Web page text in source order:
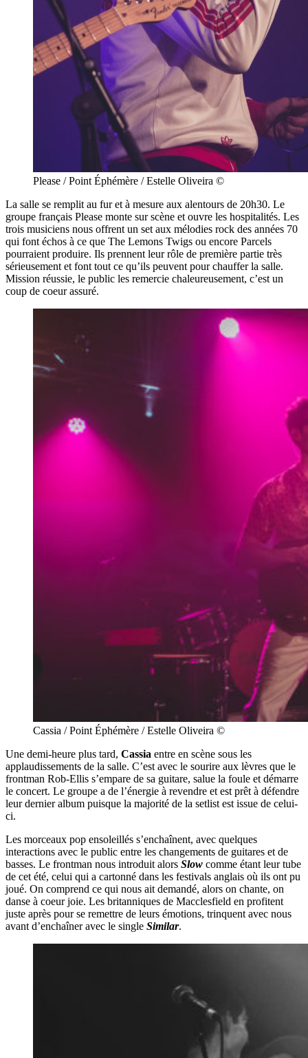
Please / Point Éphémère / Estelle Oliveira ©
La salle se remplit au fur et à mesure aux alentours de 20h30. Le
groupe français Please monte sur scène et ouvre les hospitalités. Les
trois musiciens nous offrent un set aux mélodies rock des années 70
qui font échos à ce que The Lemons Twigs ou encore Parcels
pourraient produire. Ils prennent leur rôle de première partie très
sérieusement et font tout ce qu’ils peuvent pour chauffer la salle.
Mission réussie, le public les remercie chaleureusement, c’est un
coup de coeur assuré.
Cassia / Point Éphémère / Estelle Oliveira ©
Une demi-heure plus tard, Cassia entre en scène sous les
applaudissements de la salle. C’est avec le sourire aux lèvres que le
frontman Rob-Ellis s’empare de sa guitare, salue la foule et démarre
le concert. Le groupe a de l’énergie à revendre et est prêt à défendre
leur dernier album puisque la majorité de la setlist est issue de celui-
ci.
Les morceaux pop ensoleillés s’enchaînent, avec quelques
interactions avec le public entre les changements de guitares et de
basses. Le frontman nous introduit alors Slow comme étant leur tube
de cet été, celui qui a cartonné dans les festivals anglais où ils ont pu
joué. On comprend ce qui nous ait demandé, alors on chante, on
danse à coeur joie. Les britanniques de Macclesfield en profitent
juste après pour se remettre de leurs émotions, trinquent avec nous
avant d’enchaîner avec le single Similar.